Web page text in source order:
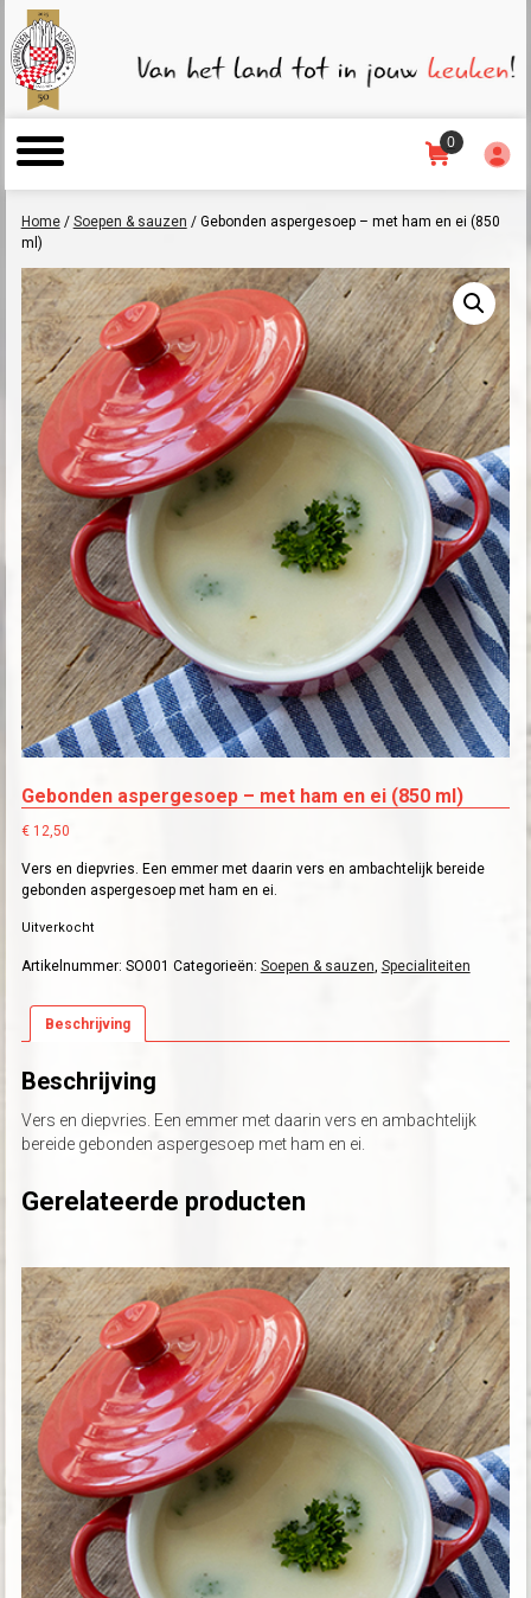
0
Home/ Soepen & sauzen / Gebonden aspergesoep – met ham en ei (850
ml)
Gebonden aspergesoep – met ham en ei (850 ml)
€12,50
Vers en diepvries. Een emmer met daarin vers en ambachtelijk bereide
gebonden aspergesoep met ham en ei.
Uitverkocht
Artikelnummer: SO001 Categorieën: Soepen & sauzen Specialiteiten
Beschrijving
Beschrijving
Vers en diepvries. Een emmer met daarin vers en ambachtelijk
bereide gebonden aspergesoep met ham en ei.
Gerelateerde producten